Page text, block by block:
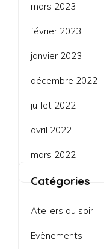
mars 2023
février 2023
janvier 2023
décembre 2022
juillet 2022
avril 2022
mars 2022
Catégories
Ateliers du soir
Evènements